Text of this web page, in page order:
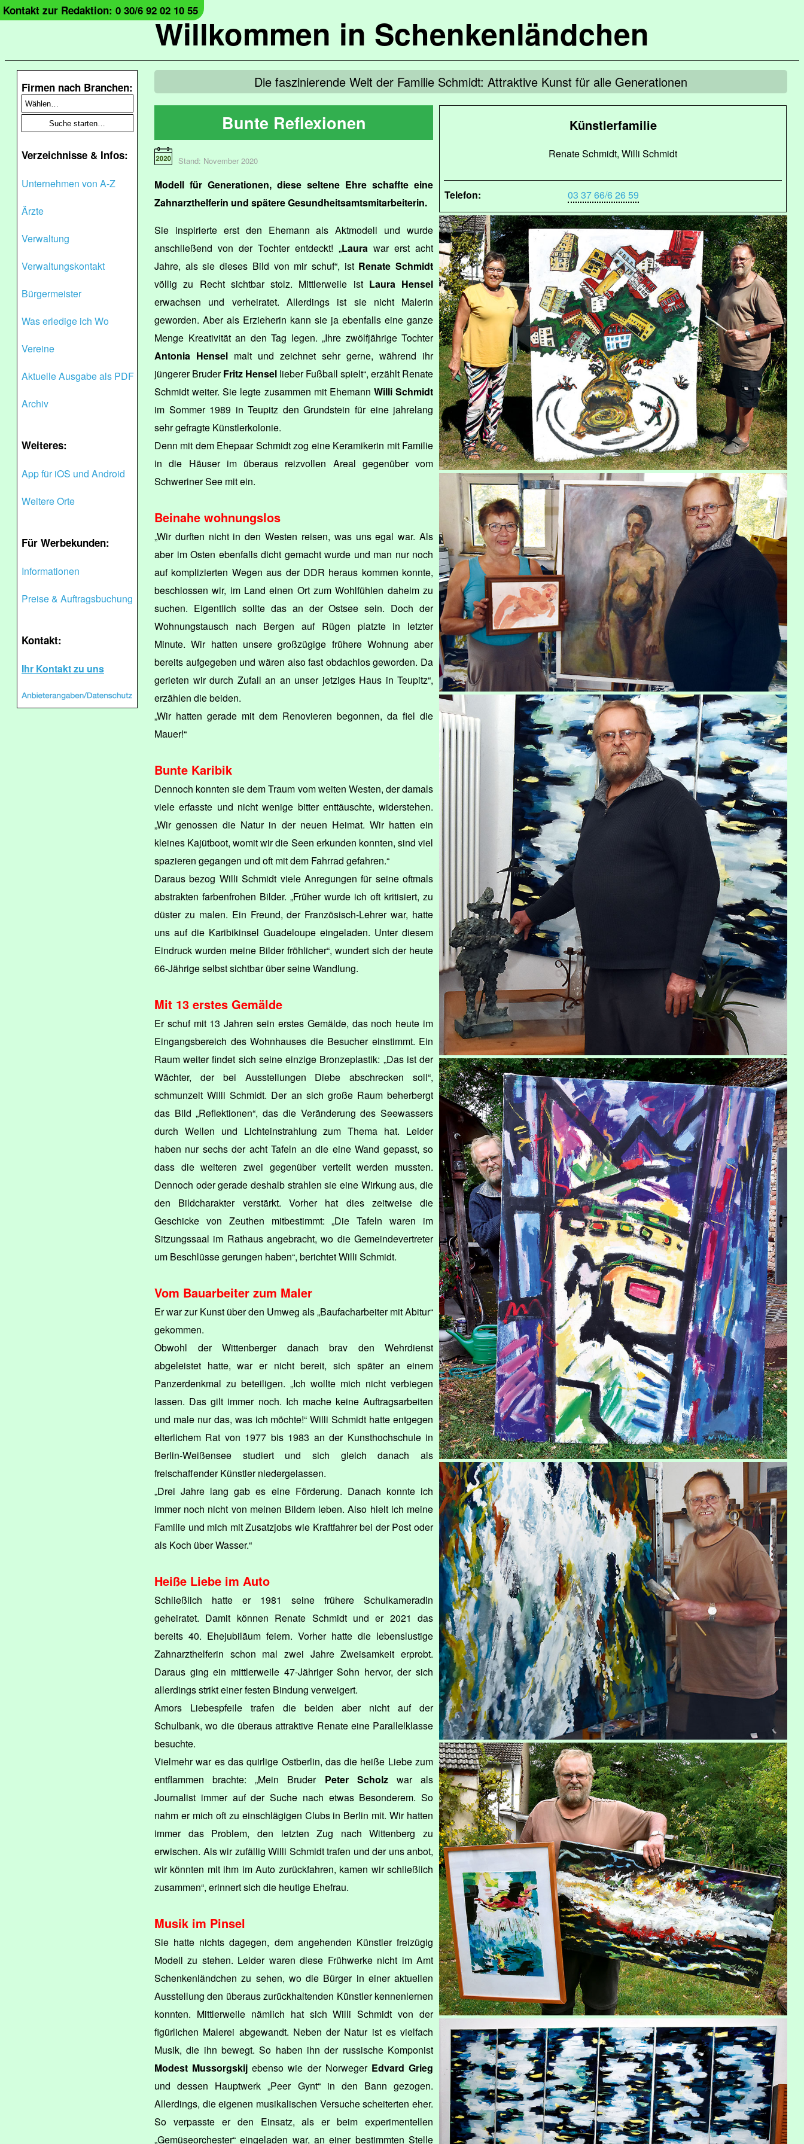
Willkommen in Schenkenländchen
Kontakt zur Redaktion: 0 30/6 92 02 10 55
Firmen nach Branchen:
Verzeichnisse & Infos:
Unternehmen von A-Z
Ärzte
Verwaltung
Verwaltungskontakt
Bürgermeister
Was erledige ich Wo
Vereine
Aktuelle Ausgabe als PDF
Archiv
Weiteres:
App für iOS und Android
Weitere Orte
Für Werbekunden:
Informationen
Preise & Auftragsbuchung
Kontakt:
Ihr Kontakt zu uns
Die faszinierende Welt der Familie Schmidt: Attraktive Kunst für alle Generationen
Künstlerfamilie
Renate Schmidt, Willi Schmidt
Telefon: 03 37 66/6 26 59
Bunte Reflexionen
Stand: November 2020
Modell für Generationen, diese seltene Ehre schaffte eine
Zahnarzthelferin und spätere Gesundheitsamtsmitarbeiterin.
Sie inspirierte erst den Ehemann als Aktmodell und wurde
anschließend von der Tochter entdeckt! „Laura war erst acht
Jahre, als sie dieses Bild von mir schuf“, ist Renate Schmidt
völlig zu Recht sichtbar stolz. Mittlerweile ist Laura Hensel
erwachsen und verheiratet. Allerdings ist sie nicht Malerin
geworden. Aber als Erzieherin kann sie ja ebenfalls eine ganze
Menge Kreativität an den Tag legen. „Ihre zwölfjährige Tochter
Antonia Hensel malt und zeichnet sehr gerne, während ihr
jüngerer BruderFritz Hensel lieber Fußball spielt“, erzählt Renate
Schmidt weiter. Sie legte zusammen mit Ehemann Willi Schmidt
im Sommer 1989 in Teupitz den Grundstein für eine jahrelang
sehr gefragte Künstlerkolonie.
Denn mit dem Ehepaar Schmidt zog eine Keramikerin mit Familie
in die Häuser im überaus reizvollen Areal gegenüber vom
Schweriner See mit ein.
Beinahe wohnungslos
„Wir durften nicht in den Westen reisen, was uns egal war. Als
aber im Osten ebenfalls dicht gemacht wurde und man nur noch
auf komplizierten Wegen aus der DDR heraus kommen konnte,
beschlossen wir, im Land einen Ort zum Wohlfühlen daheim zu
suchen. Eigentlich sollte das an der Ostsee sein. Doch der
Wohnungstausch nach Bergen auf Rügen platzte in letzter
Minute. Wir hatten unsere großzügige frühere Wohnung aber
bereits aufgegeben und wären also fast obdachlos geworden. Da
gerieten wir durch Zufall an an unser jetziges Haus in Teupitz“,
erzählen die beiden.
„Wir hatten gerade mit dem Renovieren begonnen, da fiel die
Mauer!“
Bunte Karibik
Dennoch konnten sie dem Traum vom weiten Westen, der damals
viele erfasste und nicht wenige bitter enttäuschte, widerstehen.
„Wir genossen die Natur in der neuen Heimat. Wir hatten ein
kleines Kajütboot, womit wir die Seen erkunden konnten, sind viel
spazieren gegangen und oft mit dem Fahrrad gefahren.“
Daraus bezog Willi Schmidt viele Anregungen für seine oftmals
abstrakten farbenfrohen Bilder. „Früher wurde ich oft kritisiert, zu
düster zu malen. Ein Freund, der Französisch-Lehrer war, hatte
uns auf die Karibikinsel Guadeloupe eingeladen. Unter diesem
Eindruck wurden meine Bilder fröhlicher“, wundert sich der heute
66-Jährige selbst sichtbar über seine Wandlung.
Mit 13 erstes Gemälde
Er schuf mit 13 Jahren sein erstes Gemälde, das noch heute im
Eingangsbereich des Wohnhauses die Besucher einstimmt. Ein
Raum weiter findet sich seine einzige Bronzeplastik: „Das ist der
Wächter, der bei Ausstellungen Diebe abschrecken soll“,
schmunzelt Willi Schmidt. Der an sich große Raum beherbergt
das Bild „Reflektionen“, das die Veränderung des Seewassers
durch Wellen und Lichteinstrahlung zum Thema hat. Leider
haben nur sechs der acht Tafeln an die eine Wand gepasst, so
dass die weiteren zwei gegenüber verteilt werden mussten.
Dennoch oder gerade deshalb strahlen sie eine Wirkung aus, die
den Bildcharakter verstärkt. Vorher hat dies zeitweise die
Geschicke von Zeuthen mitbestimmt: „Die Tafeln waren im
Sitzungssaal im Rathaus angebracht, wo die Gemeindevertreter
um Beschlüsse gerungen haben“, berichtet Willi Schmidt.
Vom Bauarbeiter zum Maler
Er war zur Kunst über den Umweg als „Baufacharbeiter mit Abitur“
gekommen.
Obwohl der Wittenberger danach brav den Wehrdienst
abgeleistet hatte, war er nicht bereit, sich später an einem
Panzerdenkmal zu beteiligen. „Ich wollte mich nicht verbiegen
lassen. Das gilt immer noch. Ich mache keine Auftragsarbeiten
und male nur das, was ich möchte!“ Willi Schmidt hatte entgegen
elterlichem Rat von 1977 bis 1983 an der Kunsthochschule in
Berlin-Weißensee studiert und sich gleich danach als
freischaffender Künstler niedergelassen.
„Drei Jahre lang gab es eine Förderung. Danach konnte ich
immer noch nicht von meinen Bildern leben. Also hielt ich meine
Familie und mich mit Zusatzjobs wie Kraftfahrer bei der Post oder
als Koch über Wasser.“
Heiße Liebe im Auto
Schließlich hatte er 1981 seine frühere Schulkameradin
geheiratet. Damit können Renate Schmidt und er 2021 das
bereits 40. Ehejubiläum feiern. Vorher hatte die lebenslustige
Zahnarzthelferin schon mal zwei Jahre Zweisamkeit erprobt.
Daraus ging ein mittlerweile 47-Jähriger Sohn hervor, der sich
allerdings strikt einer festen Bindung verweigert.
Amors Liebespfeile trafen die beiden aber nicht auf der
Schulbank, wo die überaus attraktive Renate eine Parallelklasse
besuchte.
Vielmehr war es das quirlige Ostberlin, das die heiße Liebe zum
entflammen brachte: „Mein Bruder Peter Scholzwar als
Journalist immer auf der Suche nach etwas Besonderem. So
nahm er mich oft zu einschlägigen Clubs in Berlin mit. Wir hatten
immer das Problem, den letzten Zug nach Wittenberg zu
erwischen. Als wir zufällig Willi Schmidt trafen und der uns anbot,
wir könnten mit ihm im Auto zurückfahren, kamen wir schließlich
zusammen“, erinnert sich die heutige Ehefrau.
Musik im Pinsel
Sie hatte nichts dagegen, dem angehenden Künstler freizügig
Modell zu stehen. Leider waren diese Frühwerke nicht im Amt
Schenkenländchen zu sehen, wo die Bürger in einer aktuellen
Ausstellung den überaus zurückhaltenden Künstler kennenlernen
konnten. Mittlerweile nämlich hat sich Willi Schmidt von der
figürlichen Malerei abgewandt. Neben der Natur ist es vielfach
Musik, die ihn bewegt. So haben ihn der russische Komponist
Modest Mussorgskij ebenso wie der Norweger Edvard Grieg
und dessen Hauptwerk „Peer Gynt“ in den Bann gezogen.
Allerdings, die eigenen musikalischen Versuche scheiterten eher.
So verpasste er den Einsatz, als er beim experimentellen
„Gemüseorchester“ eingeladen war, an einer bestimmten Stelle